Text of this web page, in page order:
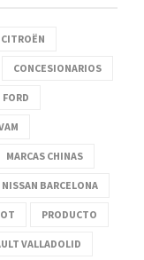
CITROËN
CONCESIONARIOS
FORD
MARCAS CHINAS
NISSAN BARCELONA
PRODUCTO
VALLADOLID